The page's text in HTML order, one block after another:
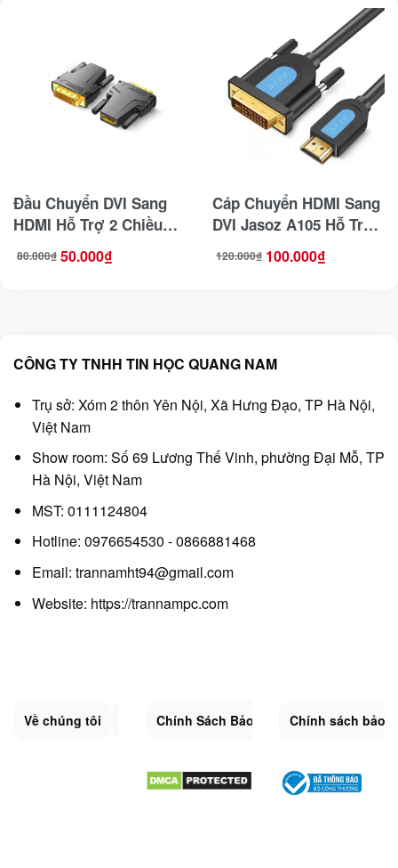
Đầu Chuyển DVI Sang
HDMI Hỗ Trợ 2 Chiều
80.000₫
Giá
gốc 50.000₫
Giá
hiện
Cáp Chuyển HDMI Sang
DVI Jasoz A105 Hỗ Trợ
Vàng Dài 1.5M
120.000₫
Giá
gốc 100.000₫
Giá
hiện
CÔNG TY TNHH TIN HỌC QUANG NAM
Trụ sở: Xóm 2 thôn Yên Nội, Xã Hưng Đạo, TP Hà Nội,
Việt Nam
Show room: Số 69 Lương Thế Vinh, phường Đại Mỗ, TP
Hà Nội, Việt Nam
MST: 0111124804
Hotline: 0976654530 - 0866881468
Email: trannamht94@gmail.com
Website: https://trannampc.com
Về chúng tôi Liên Hệ Quy Định Chung Sitemap.XML
Chính Sách Bảo Mật Đổi trả và hoàn
Chính sách bảo